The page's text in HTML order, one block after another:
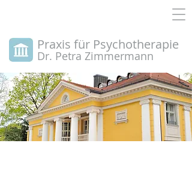
Praxis für Psychotherapie
Dr. Petra Zimmermann